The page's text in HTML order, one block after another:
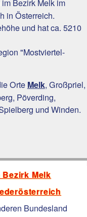
in Österreich.
und hat ca. 5210
"Mostviertel-
Orte Melk, Großpriel,
Pöverding,
und Winden.
Melk
Bundesland